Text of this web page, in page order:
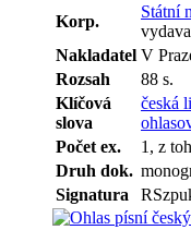
Korp.
Státní
Nakladatel V
Rozsah
88 s.
Klíčová
slova
česká
Počet ex.
1, z
Druh dok.
Signatura